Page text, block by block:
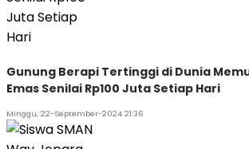
Gunung Berapi Tertinggi di Dunia
Emas Senilai Rp100 Juta Setiap Hari
Minggu, 22-September-2024 21:36